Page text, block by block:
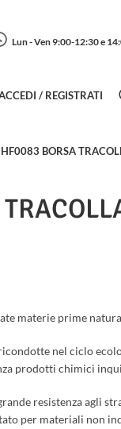
Lun - Ven 9:00-12:30 e
/ REGISTRATI
HF0083 BORSA
materie prime
nel ciclo
prodotti chimici
resistenza agli
per materiali non